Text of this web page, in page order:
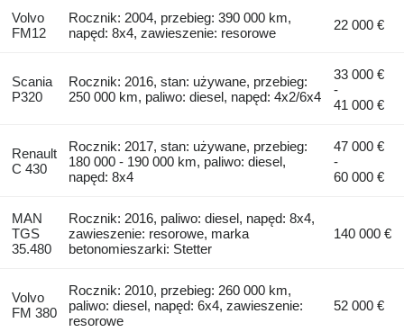
Volvo
FM12
Rocznik: 2004, przebieg: 390 000 km,
napęd: 8x4, zawieszenie: resorowe
22 000 €
Scania
P320
Rocznik: 2016, stan: używane, przebieg:
250 000 km, paliwo: diesel, napęd: 4x2/6x4
33 000 €
-
41 000 €
Renault
C 430
Rocznik: 2017, stan: używane, przebieg:
180 000 - 190 000 km, paliwo: diesel,
napęd: 8x4
47 000 €
-
60 000 €
MAN
TGS
35.480
Rocznik: 2016, paliwo: diesel, napęd: 8x4,
zawieszenie: resorowe, marka
betonomieszarki: Stetter
140 000 €
Volvo
FM 380
Rocznik: 2010, przebieg: 260 000 km,
paliwo: diesel, napęd: 6x4, zawieszenie:
resorowe
52 000 €